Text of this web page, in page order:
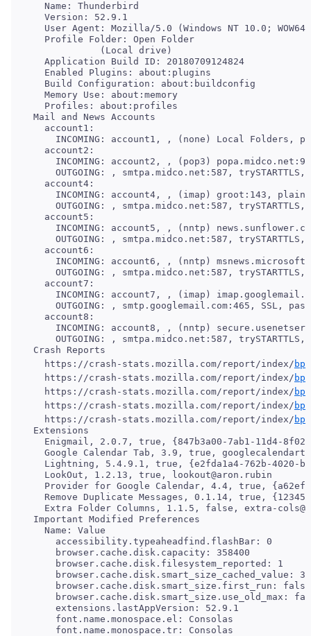
   Name: Thunderbird
   Version: 52.9.1
User Agent: Mozilla/5.0 (Windows NT 10.0;
             (Local drive)
   Application Build ID: 20180709124824
   Enabled Plugins: about:plugins
   Build Configuration: about:buildconfig
   Memory Use: about:memory
Mail and News Accounts
   account1:
   account2:
INCOMING: account2, , (pop3)
   account4:
INCOMING: account4, , (imap) groot:143,
   account5:
INCOMING: account5, , (nntp)
   account6:
INCOMING: account6, , (nntp)
   account7:
INCOMING: account7, , (imap)
   account8:
INCOMING: account8, , (nntp)
Crash Reports
   https://crash-stats.mozilla.com/report/index/
   https://crash-stats.mozilla.com/report/index/
   https://crash-stats.mozilla.com/report/index/
   https://crash-stats.mozilla.com/report/index/
   https://crash-stats.mozilla.com/report/index/
Extensions
Enigmail, 2.0.7, true, {847b3a00-7ab1-11d4-
Google Calendar Tab, 3.9, true,
Lightning, 5.4.9.1, true, {e2fda1a4-762b-4020-
   LookOut, 1.2.13, true, lookout@aron.rubin
Provider for Google Calendar, 4.4, true,
Remove Duplicate Messages, 0.1.14, true,
     accessibility.typeaheadfind.flashBar: 0
     browser.cache.disk.capacity: 358400
     browser.cache.disk.filesystem_reported: 1
browser.cache.disk.smart_size_cached_value:
     browser.cache.disk.smart_size.first_run: false
browser.cache.disk.smart_size.use_old_max:
     extensions.lastAppVersion: 52.9.1
     font.name.monospace.el: Consolas
     font.name.monospace.tr: Consolas